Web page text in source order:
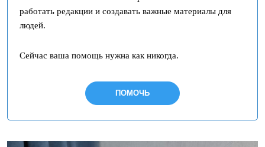
работать редакции и создавать важные материалы для
людей.
Сейчас ваша помощь нужна как никогда.
ПОМОЧЬ